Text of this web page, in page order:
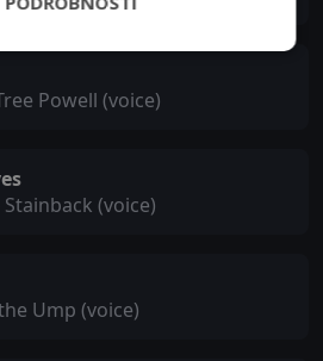
Powell (voice)
(voice)
Ump (voice)